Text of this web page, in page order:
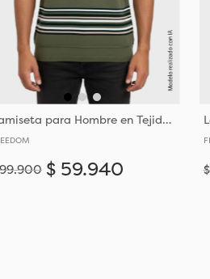
Camiseta para Hombre en Tejido de Punto
99.900 $ 59.940 $